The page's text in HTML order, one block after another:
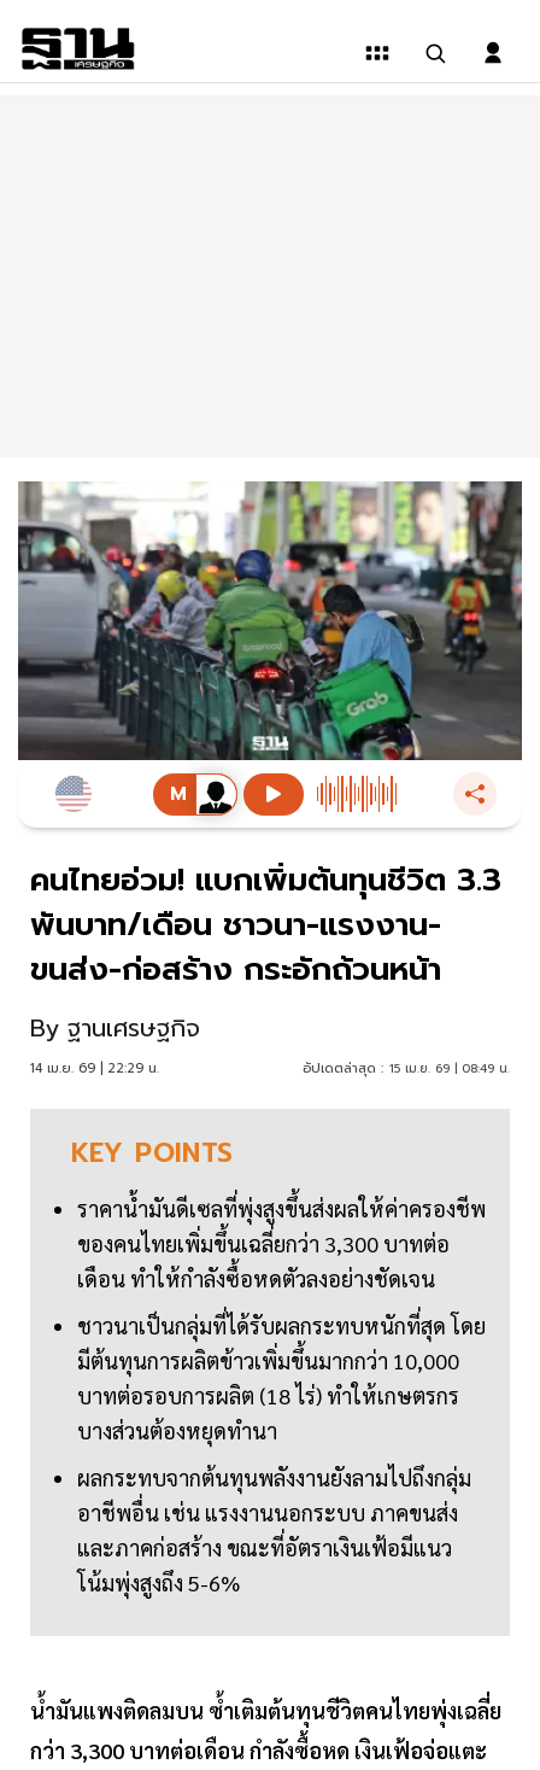
คนไทยอ่วม! แบกเพิ่มต้นทุนชีวิต 3.3
พันบาท/เดือน ชาวนา-แรงงาน-
ขนส่ง-ก่อสร้าง กระอักถ้วนหน้า
By ฐานเศรษฐกิจ
14 เม.ย. 69 | 22:29 น. อัปเดตล่าสุด : 15 เม.ย. 69 | 08:49 น.
KEY POINTS
ราคาน้ำมันดีเซลที่พุ่งสูงขึ้นส่งผลให้ค่าครองชีพ
ของคนไทยเพิ่มขึ้นเฉลี่ยกว่า 3,300 บาทต่อ
เดือน ทำให้กำลังซื้อหดตัวลงอย่างชัดเจน
ชาวนาเป็นกลุ่มที่ได้รับผลกระทบหนักที่สุด โดย
มีต้นทุนการผลิตข้าวเพิ่มขึ้นมากกว่า 10,000
บาทต่อรอบการผลิต (18 ไร่) ทำให้เกษตรกร
บางส่วนต้องหยุดทำนา
ผลกระทบจากต้นทุนพลังงานยังลามไปถึงกลุ่ม
อาชีพอื่น เช่น แรงงานนอกระบบ ภาคขนส่ง
และภาคก่อสร้าง ขณะที่อัตราเงินเฟ้อมีแนว
โน้มพุ่งสูงถึง 5-6%
น้ำมันแพงติดลมบน ซ้ำเติมต้นทุนชีวิตคนไทยพุ่งเฉลี่ย
กว่า 3,300 บาทต่อเดือน กำลังซื้อหด เงินเฟ้อจ่อแตะ